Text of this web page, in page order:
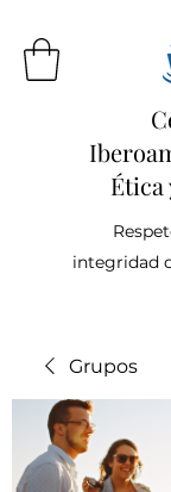
Ética
integridad
Grupos